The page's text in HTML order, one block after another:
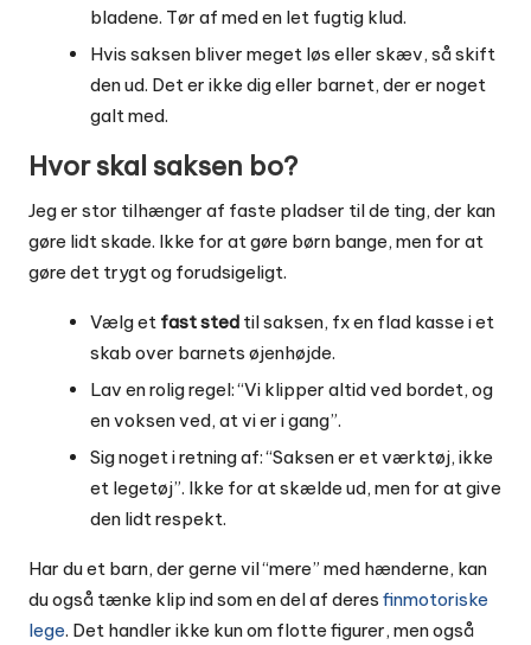
bladene. Tør af med en let fugtig klud.
Hvis saksen bliver meget løs eller skæv, så skift
den ud. Det er ikke dig eller barnet, der er noget
galt med.
Hvor skal saksen bo?
Jeg er stor tilhænger af faste pladser til de ting, der kan
gøre lidt skade. Ikke for at gøre børn bange, men for at
gøre det trygt og forudsigeligt.
Vælg et fast sted til saksen, fx en flad kasse i et
skab over barnets øjenhøjde.
Lav en rolig regel: “Vi klipper altid ved bordet, og
en voksen ved, at vi er i gang”.
Sig noget i retning af: “Saksen er et værktøj, ikke
et legetøj”. Ikke for at skælde ud, men for at give
den lidt respekt.
Har du et barn, der gerne vil “mere” med hænderne, kan
du også tænke klip ind som en del af deres finmotoriske
lege. Det handler ikke kun om flotte figurer, men også